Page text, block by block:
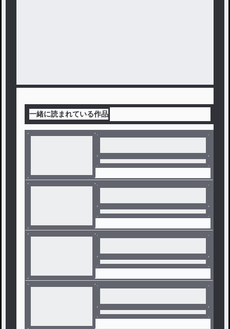
一緒に読まれている作品